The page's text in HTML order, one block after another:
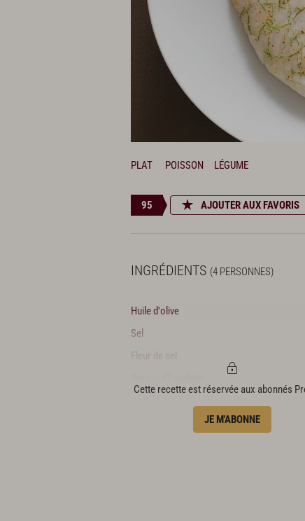
PLAT POISSON LÉGUME
95 AJOUTER AUX FAVORIS
INGRÉDIENTS (4 PERSONNES)
Huile d'olive
Sel
Fleur de sel
Préparation des rouleaux de
Cette recette est réservée aux abonnés
JE M'ABONNE